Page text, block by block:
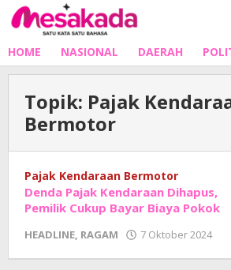
Lewati
ke
HOME NASIONAL DAERAH
Topik: Pajak
Bermotor
Pajak Kendaraan Bermotor
Denda Pajak Kendaraan Dihapus,
Pemilik Cukup Bayar Biaya Pokok
HEADLINE, RAGAM 7 Oktober 2024